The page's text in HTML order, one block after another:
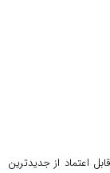
اعتماد از جدیدترین